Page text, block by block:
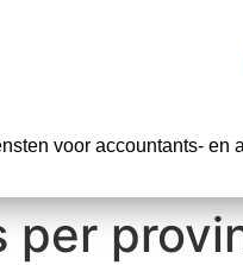
voor accountants- en
per